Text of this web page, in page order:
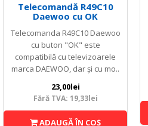
Telecomandă R49C10
Daewoo cu OK
Telecomanda R49C10 Daewoo
cu buton "OK" este
compatibilă cu televizoarele
marca DAEWOO, dar și cu mo..
23,00lei
Fără TVA: 19,33lei
ADAUGĂ ÎN COŞ